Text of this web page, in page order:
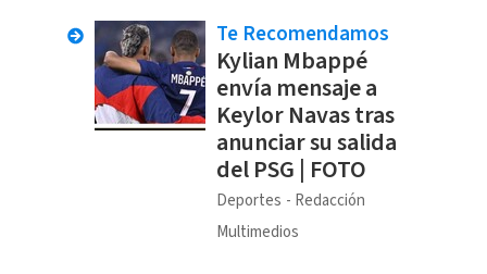
Te Recomendamos
Kylian Mbappé
envía mensaje a
Keylor Navas tras
anunciar su salida
del PSG | FOTO
Deportes
Redacción
Multimedios